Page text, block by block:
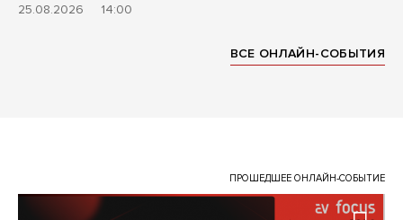
ПРОШЕДШЕЕ ОНЛАЙН-СОБЫТИЕ
25.08.2026 14:00
ВСЕ ОНЛАЙН-СОБЫТИЯ